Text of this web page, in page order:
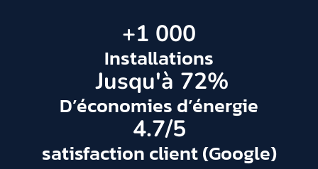
Installations
+1 000
D’économies d’énergie
Jusqu'à 72%
satisfaction client (Google)
4.7/5